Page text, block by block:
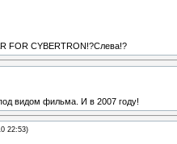
CYBERTRON!?Слева!?
видом фильма. И в 2007 году!
22:53)